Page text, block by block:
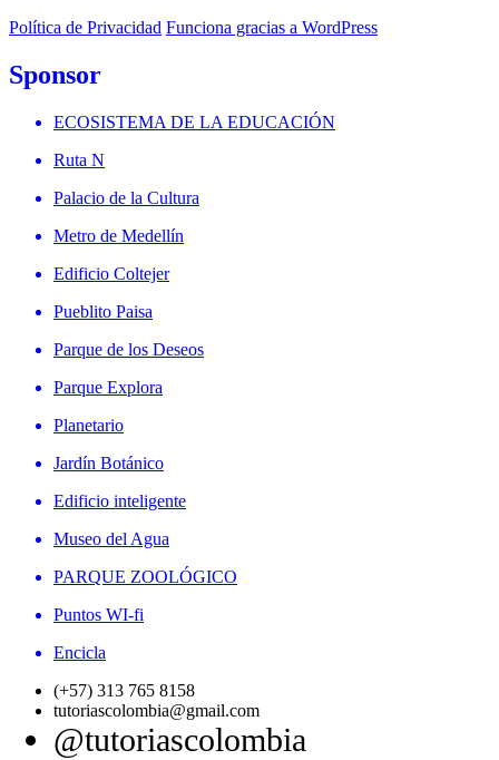
Política de Privacidad Funciona gracias a WordPress
Sponsor
ECOSISTEMA DE LA EDUCACIÓN
Ruta N
Palacio de la Cultura
Metro de Medellín
Edificio Coltejer
Pueblito Paisa
Parque de los Deseos
Parque Explora
Planetario
Jardín Botánico
Edificio inteligente
Museo del Agua
PARQUE ZOOLÓGICO
Puntos WI-fi
Encicla
(+57) 313 765 8158
tutoriascolombia@gmail.com
@tutoriascolombia